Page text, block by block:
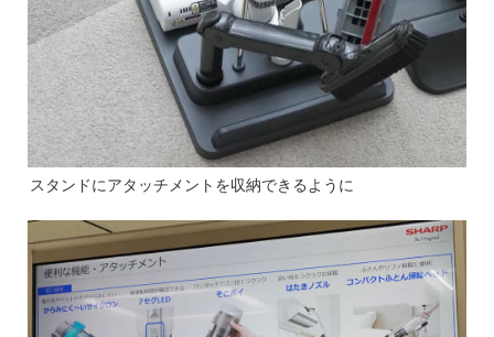
スタンドにアタッチメントを収納できるように